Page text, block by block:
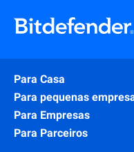
Para Casa
Para pequenas
Para Empresas
Para Parceiros